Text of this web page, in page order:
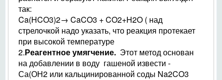
так:
Ca(HCO3)2→ CaCO3 + CO2+H2O ( над
стрелочкой надо указать, что реакция протекает
при высокой температуре
2.Реагентное умягчение. Этот метод основан
на добавлении в воду гашеной извести -
Са(ОН2 или кальцинированной соды Na2CO3